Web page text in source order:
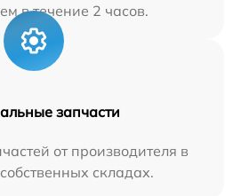
в течение 2 часов.
запчасти
от производителя в
складах.